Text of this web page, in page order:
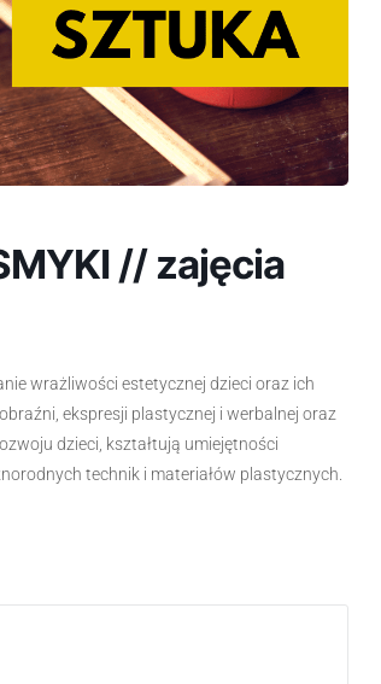
// zajęcia
wrażliwości estetycznej dzieci oraz ich
ekspresji plastycznej i werbalnej oraz
dzieci, kształtują umiejętności
technik i materiałów plastycznych.